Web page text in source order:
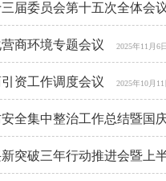
届委员会第十五次全体会
商环境专题会议 2025年11月6
资工作调度会议 2025年10月11
全集中整治工作总结暨国
突破三年行动推进会暨上